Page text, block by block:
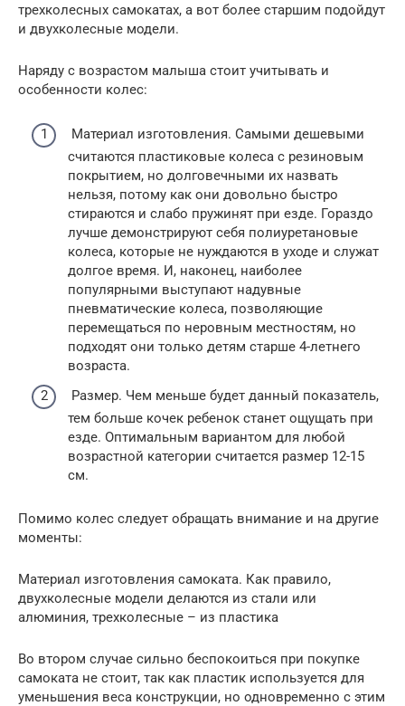
трехколесных самокатах, а вот более старшим подойдут
и двухколесные модели.
Наряду с возрастом малыша стоит учитывать и
особенности колес:
Материал изготовления. Самыми дешевыми
считаются пластиковые колеса с резиновым
покрытием, но долговечными их назвать
нельзя, потому как они довольно быстро
стираются и слабо пружинят при езде. Гораздо
лучше демонстрируют себя полиуретановые
колеса, которые не нуждаются в уходе и служат
долгое время. И, наконец, наиболее
популярными выступают надувные
пневматические колеса, позволяющие
перемещаться по неровным местностям, но
подходят они только детям старше 4-летнего
возраста.
Размер. Чем меньше будет данный показатель,
тем больше кочек ребенок станет ощущать при
езде. Оптимальным вариантом для любой
возрастной категории считается размер 12-15
см.
Помимо колес следует обращать внимание и на другие
моменты:
Материал изготовления самоката. Как правило,
двухколесные модели делаются из стали или
алюминия, трехколесные – из пластика
Во втором случае сильно беспокоиться при покупке
самоката не стоит, так как пластик используется для
уменьшения веса конструкции, но одновременно с этим